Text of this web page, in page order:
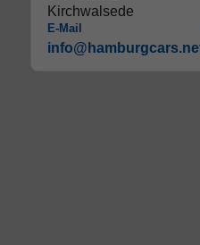
Kirchwalsede
E-Mail